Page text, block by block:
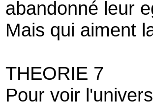
abandonné leur
Mais qui aiment
THEORIE 7
Pour voir l'univers